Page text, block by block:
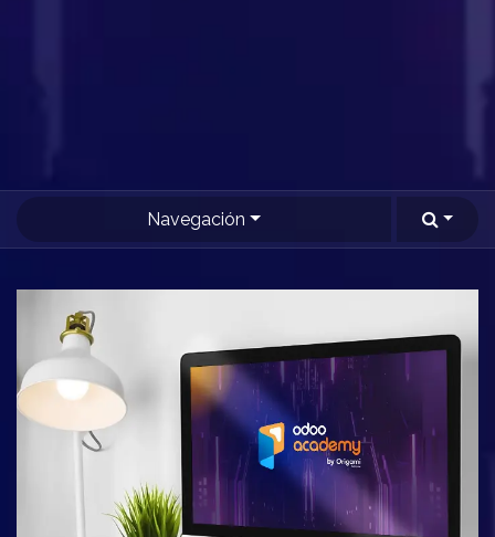
Navegación